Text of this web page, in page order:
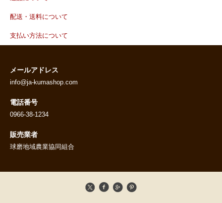
配送・送料について
支払い方法について
メールアドレス
info@ja-kumashop.com
電話番号
0966-38-1234
販売業者
球磨地域農業協同組合